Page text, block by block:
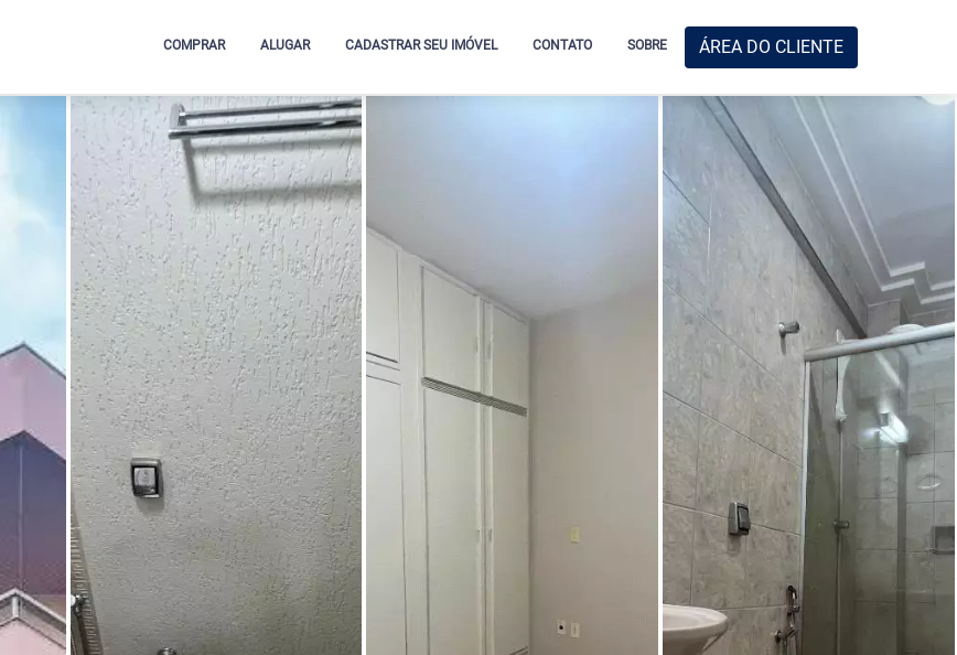
COMPRAR ALUGAR CADASTRAR SEU IMÓVEL CONTATO SOBRE ÁREA DO CLIENTE